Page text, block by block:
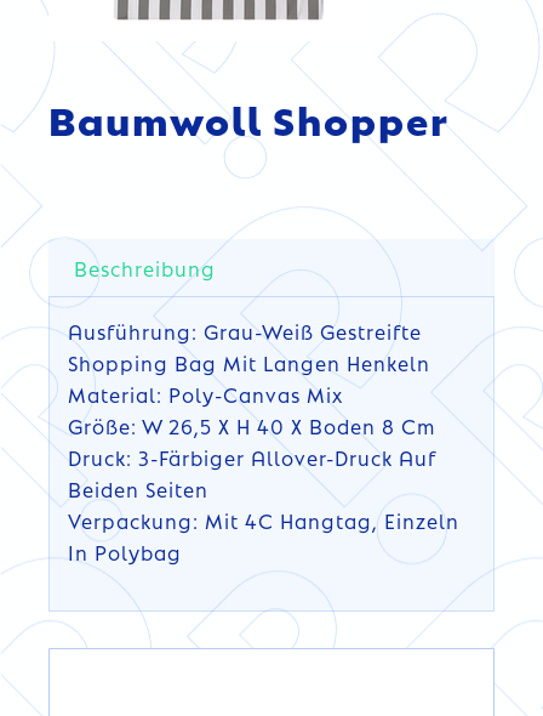
Baumwoll Shopper
Beschreibung
Ausführung: Grau-Weiß Gestreifte
Shopping Bag Mit Langen Henkeln
Material: Poly-Canvas Mix
Größe: W 26,5 X H 40 X Boden 8 Cm
Druck: 3-Färbiger Allover-Druck Auf
Beiden Seiten
Verpackung: Mit 4C Hangtag, Einzeln
In Polybag